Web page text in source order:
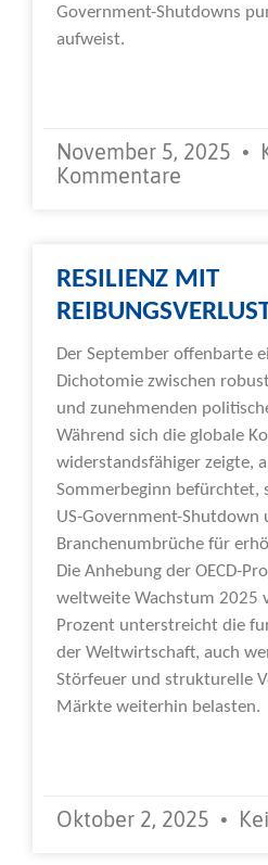
Government-Shutdowns
aufweist.
November 5, 2025
Kommentare
RESILIENZ MIT
Der September offenbarte
Dichotomie zwischen
und zunehmenden
Während sich die globale
widerstandsfähiger zeigte,
Sommerbeginn befürchtet,
US-Government-Shutdown
Branchenumbrüche für
Die Anhebung der OECD-
weltweite Wachstum 2025
Prozent unterstreicht die
der Weltwirtschaft, auch
Störfeuer und strukturelle
Märkte weiterhin belasten.
Oktober 2, 2025